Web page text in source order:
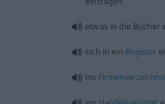
etwas in die Bücher
sich in ein Register
ins Firmenverzeichnis